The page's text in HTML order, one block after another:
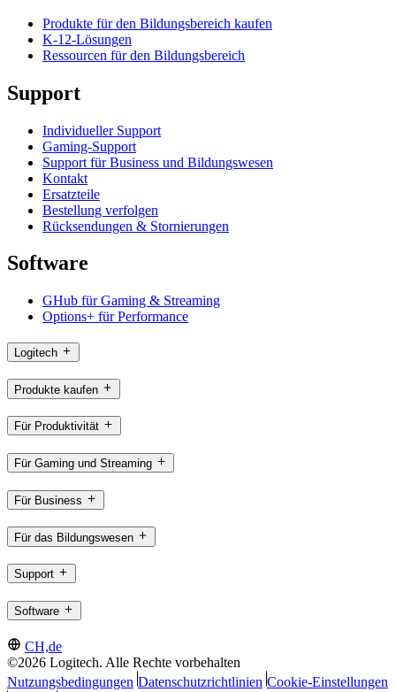
Produkte für den Bildungsbereich kaufen
K-12-Lösungen
Ressourcen für den Bildungsbereich
Support
Individueller Support
Gaming-Support
Support für Business und Bildungswesen
Kontakt
Ersatzteile
Bestellung verfolgen
Rücksendungen & Stornierungen
Software
GHub für Gaming & Streaming
Options+ für Performance
Logitech
Produkte kaufen
Für Produktivität
Für Gaming und Streaming
Für Business
Für das Bildungswesen
Support
Software
CH,de
©2026 Logitech. Alle Rechte vorbehalten
Nutzungsbedingungen Datenschutzrichtlinien Cookie-Einstellungen